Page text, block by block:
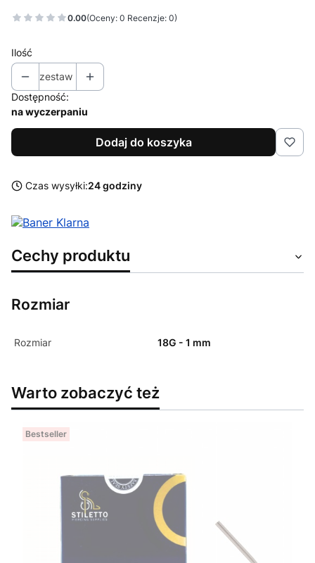
0.00(Oceny: 0 Recenzje: 0)
Ilość
zestaw
Dostępność:
na wyczerpaniu
Dodaj do koszyka
Czas wysyłki:24 godziny
Cechy produktu
Rozmiar
Rozmiar 18G - 1 mm
Warto zobaczyć też
Bestseller